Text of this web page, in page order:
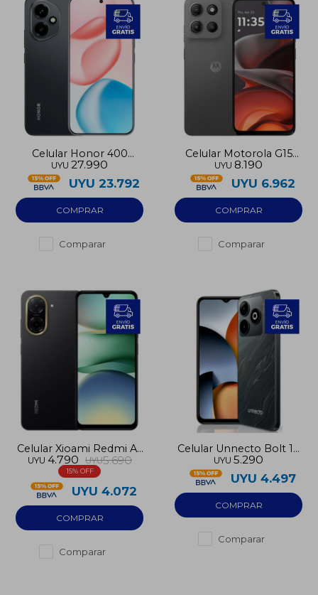
Celular Honor 400
256GB 5G
UYU 27.990
UYU 23.792
Comparar
Celular Motorola G15
256GB LTE
UYU 8.190
UYU 6.962
Comparar
Celular Xioami Redmi A5
LTE 64GB
UYU 4.790 UYU5.690
15
UYU 4.072
Comparar
Celular Unnecto Bolt 10
128GB NFC 4GB RAM
UYU 5.290
UYU 4.497
Comparar